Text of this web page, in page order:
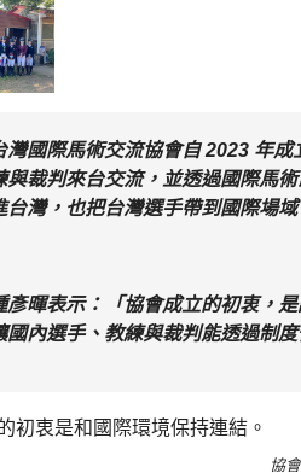
灣國際馬術交流協會自 2023 年
與裁判來台交流，並透過國際馬
台灣，也把台灣選手帶到國際場
彥暉表示：「協會成立的初衷，
國內選手、教練與裁判能透過制
協